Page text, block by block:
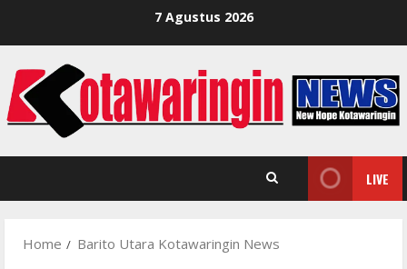
7 Agustus 2026
LIVE
Home Barito Utara Kotawaringin News